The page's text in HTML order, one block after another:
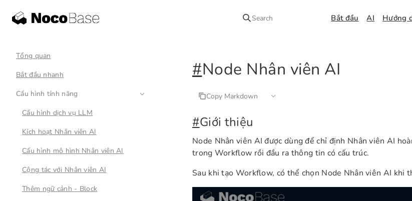
Search Bắt đầu AI Hướng
Tổng quan
Bắt đầu nhanh
Cấu hình tính năng
Cấu hình dịch vụ LLM
Kích hoạt Nhân viên AI
Cấu hình mô hình Nhân viên AI
Cộng tác với Nhân viên AI
Thêm ngữ cảnh - Block
#Node Nhân viên AI
Copy Markdown
#Giới thiệu
Node Nhân viên AI được dùng để chỉ định Nhân viên AI
trong Workflow rồi đầu ra thông tin có cấu trúc.
Sau khi tạo Workflow, có thể chọn Node Nhân viên AI khi